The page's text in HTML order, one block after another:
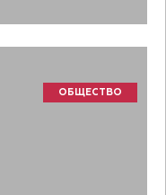
ОБЩЕСТВО